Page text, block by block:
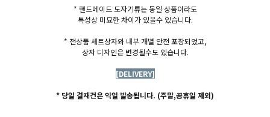
* 핸드메이드 도자기류는 동일 상품이라도
특성상 미묘한 차이가 있을수 있습니다.
* 전상품 세트상자와 내부 개별 안전 포장되었고,
상자 디자인은 변경될수도 있습니다.
[DELIVERY]
* 당일 결재건은 익일 발송됩니다. (주말,공휴일 제외)